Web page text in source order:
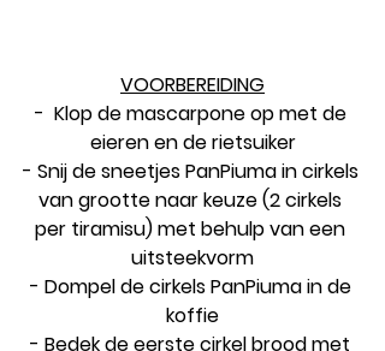
VOORBEREIDING
-  Klop de mascarpone op met de
eieren en de rietsuiker
- Snij de sneetjes PanPiuma in cirkels
van grootte naar keuze (2 cirkels
per tiramisu) met behulp van een
uitsteekvorm
- Dompel de cirkels PanPiuma in de
koffie
- Bedek de eerste cirkel brood met